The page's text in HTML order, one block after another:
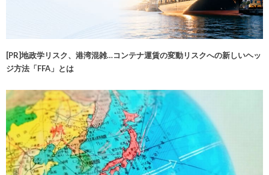
[PR]地政学リスク、港湾混雑…コンテナ運賃の変動リスクへの新しいヘッ
ジ方法「FFA」とは